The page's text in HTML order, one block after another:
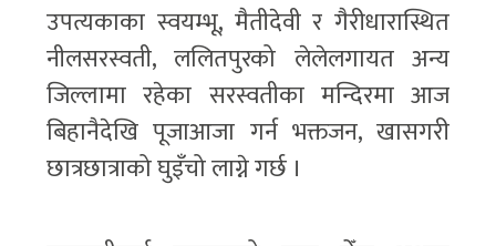
उपत्यकाका स्वयम्भू, मैतीदेवी र गैरीधारास्थित
नीलसरस्वती, ललितपुरको लेलेलगायत अन्य
जिल्लामा रहेका सरस्वतीका मन्दिरमा आज
बिहानैदेखि पूजाआजा गर्न भक्तजन, खासगरी
छात्रछात्राको घुइँचो लाग्ने गर्छ ।